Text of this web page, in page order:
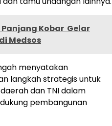
Kobar Gelar
Medsos
menyatakan
langkah strategis untuk
dan TNI dalam
pembangunan